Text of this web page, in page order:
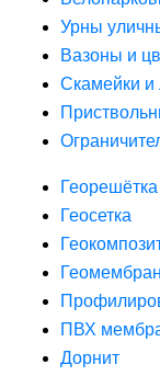
Урны
Вазоны и
Скамейки и
Георешётка
Геосетка
ПВХ
Дорнит